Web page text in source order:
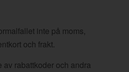
inte på moms,
och frakt.
av rabattkoder och andra